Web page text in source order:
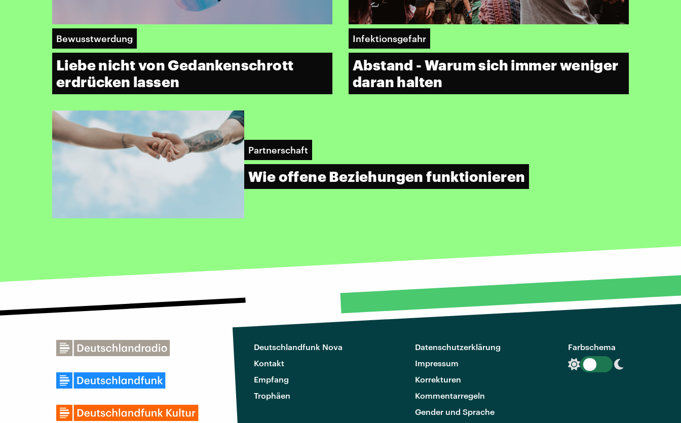
Bewusstwerdung
Liebe nicht von Gedankenschrott
erdrücken lassen
Infektionsgefahr
Abstand - Warum sich immer weniger
daran halten
Partnerschaft
Wie offene Beziehungen funktionieren
Deutschlandfunk Nova
Kontakt
Empfang
Trophäen
Datenschutzerklärung
Impressum
Korrekturen
Kommentarregeln
Gender und Sprache
Farbschema